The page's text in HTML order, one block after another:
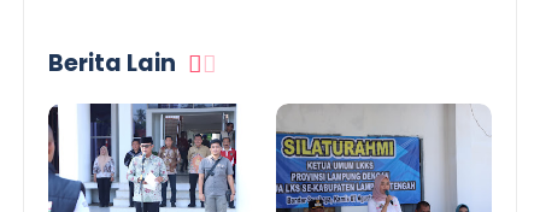
Berita Lain